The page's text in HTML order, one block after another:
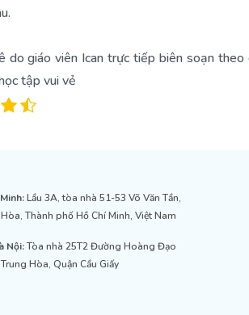
do giáo viên Ican trực tiếp biên soạn theo
tập vui vẻ
Lầu 3A, tòa nhà 51-53 Võ Văn Tần,
Thành phố Hồ Chí Minh, Việt Nam
Nội:Tòa nhà 25T2 Đường Hoàng Đạo
Hòa, Quận Cầu Giấy